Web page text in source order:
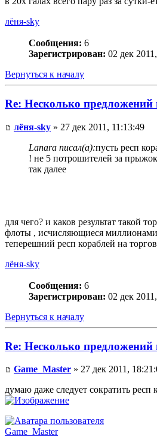
лёня-sky
Сообщения: 6
Зарегистрирован: 02 дек
Вернуться к началу
Re: Несколько предложений
лёня-sky » 27 дек 2011, 11:13:49
Lanara писал(а):пусть респ
! не 5 потрошителей за
так далее
для чего? и каков результат такой
флоты , исчисляющиеся
теперешний респ кораблей на
лёня-sky
Сообщения: 6
Зарегистрирован: 02 дек
Вернуться к началу
Re: Несколько предложений
Game_Master » 27 дек 2011,
думаю даже следует сократить респ
Game_Master